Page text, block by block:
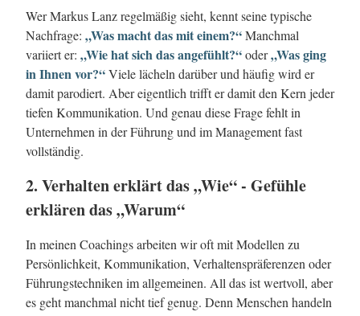
Wer Markus Lanz regelmäßig sieht, kennt seine typische
Nachfrage: „Was macht das mit einem?“Manchmal
variiert er: „Wie hat sich das angefühlt?“oder„Was ging
in Ihnen vor?“Viele lächeln darüber und häufig wird er
damit parodiert. Aber eigentlich trifft er damit den Kern jeder
tiefen Kommunikation. Und genau diese Frage fehlt in
Unternehmen in der Führung und im Management fast
vollständig.
2. Verhalten erklärt das „Wie“ - Gefühle
erklären das „Warum“
In meinen Coachings arbeiten wir oft mit Modellen zu
Persönlichkeit, Kommunikation, Verhaltenspräferenzen oder
Führungstechniken im allgemeinen. All das ist wertvoll, aber
es geht manchmal nicht tief genug. Denn Menschen handeln